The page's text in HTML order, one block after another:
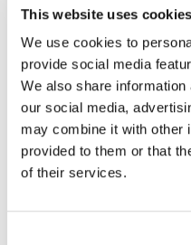
This website uses cookies
We use cookies to
provide social media
We also share
our social media,
may combine it with other
provided to them or that
of their services.
Thule Chasm: Para
Leer más